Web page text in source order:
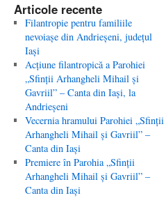
Articole recente
Filantropie pentru familiile
nevoiaşe din Andrieşeni, judeţul
Iaşi
Acţiune filantropică a Parohiei
„Sfinţii Arhangheli Mihail şi
Gavriil” – Canta din Iaşi, la
Andrieşeni
Vecernia hramului Parohiei „Sfinţii
Arhangheli Mihail şi Gavriil” –
Canta din Iaşi
Premiere în Parohia „Sfinţii
Arhangheli Mihail şi Gavriil” –
Canta din Iaşi